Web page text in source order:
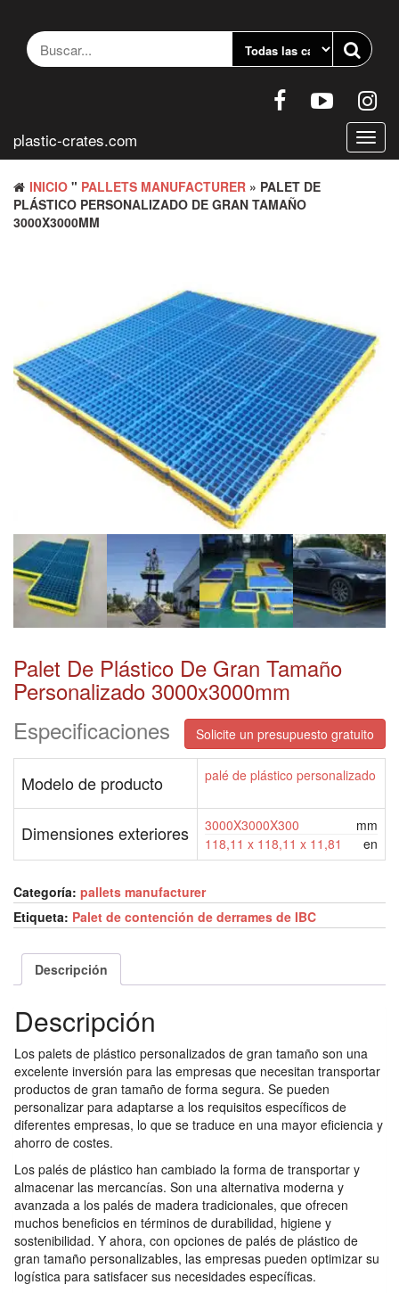
contenido
plastic-crates.com
INICIO " PALLETS MANUFACTURER » PALET DE
PLÁSTICO PERSONALIZADO DE GRAN TAMAÑO
3000X3000MM
Palet De Plástico De Gran Tamaño
Personalizado 3000x3000mm
Especificaciones
Solicite un presupuesto gratuito
Modelo de producto palé de plástico personalizado
Dimensiones exteriores 3000X3000X300
mm
118,11 x 118,11 x 11,81
en
Categoría: pallets manufacturer
Etiqueta: Palet de contención de derrames de IBC
Descripción
Descripción
Los palets de plástico personalizados de gran tamaño son una
excelente inversión para las empresas que necesitan transportar
productos de gran tamaño de forma segura. Se pueden
personalizar para adaptarse a los requisitos específicos de
diferentes empresas, lo que se traduce en una mayor eficiencia y
ahorro de costes.
Los palés de plástico han cambiado la forma de transportar y
almacenar las mercancías. Son una alternativa moderna y
avanzada a los palés de madera tradicionales, que ofrecen
muchos beneficios en términos de durabilidad, higiene y
sostenibilidad. Y ahora, con opciones de palés de plástico de
gran tamaño personalizables, las empresas pueden optimizar su
logística para satisfacer sus necesidades específicas.